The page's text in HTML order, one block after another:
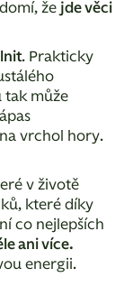
že jde věci
. Prakticky
tak může
vrchol hory.
v životě
které díky
co nejlepších
ani více.
energii.